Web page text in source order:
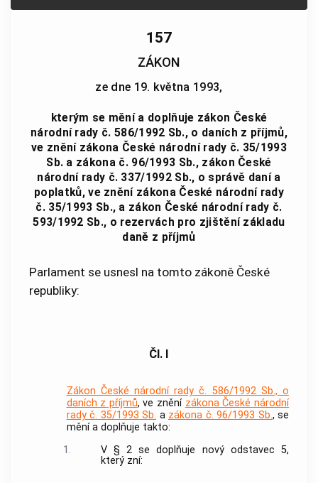
157
ZÁKON
ze dne 19. května 1993,
kterým se mění a doplňuje zákon České
národní rady č. 586/1992 Sb., o daních z příjmů,
ve znění zákona České národní rady č. 35/1993
Sb. a zákona č. 96/1993 Sb., zákon České
národní rady č. 337/1992 Sb., o správě daní a
poplatků, ve znění zákona České národní rady
č. 35/1993 Sb., a zákon České národní rady č.
593/1992 Sb., o rezervách pro zjištění základu
daně z příjmů
Parlament se usnesl na tomto zákoně České
republiky:
Čl. I
Zákon České národní rady č. 586/1992 Sb., o
daních z příjmů, ve znění zákona České národní
rady č. 35/1993 Sb. a zákona č. 96/1993 Sb., se
mění a doplňuje takto:
1.
V § 2 se doplňuje nový odstavec 5,
který zní: